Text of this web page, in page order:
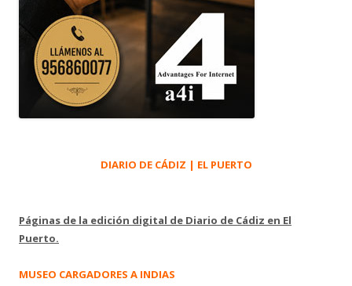
DIARIO DE CÁDIZ | EL PUERTO
Páginas de la edición digital de Diario de Cádiz en El
Puerto.
MUSEO CARGADORES A INDIAS